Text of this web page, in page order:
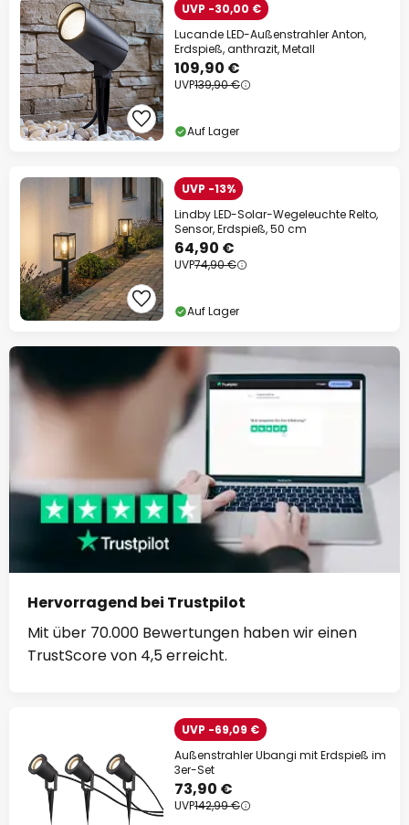
UVP -30,00 €
Lucande LED-Außenstrahler Anton,
Erdspieß, anthrazit, Metall
109,90 €
UVP139,90 €
Auf Lager
UVP -13%
Lindby LED-Solar-Wegeleuchte Relto,
Sensor, Erdspieß, 50 cm
64,90 €
UVP74,90 €
Auf Lager
Hervorragend bei Trustpilot
Mit über 70.000 Bewertungen haben wir einen
TrustScore von 4,5 erreicht.
UVP -69,09 €
Außenstrahler Ubangi mit Erdspieß im
3er-Set
73,90 €
UVP142,99 €